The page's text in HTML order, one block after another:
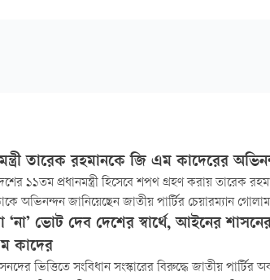
তারেক রহমানকে জি এম কাদেরের
১১তম প্রধানমন্ত্রী হিসেবে শপথ গ্রহণ করায় তারেক
অভিনন্দন জানিয়েছেন জাতীয় পার্টির চেয়ারম্যান গোলাম
কাদের। তিনি তাঁর অভিনন্দন বার্তায় তারেক রহমানের
কামনা করেছেন।
ভোট দেব দেশের স্বার্থে, আইনের শাসনের
কাদের
ভিত্তিতে সংবিধান সংস্কারের বিরুদ্ধে জাতীয় পার্টির